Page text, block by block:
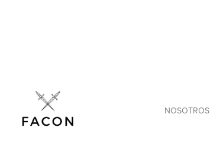
NOSOTROS